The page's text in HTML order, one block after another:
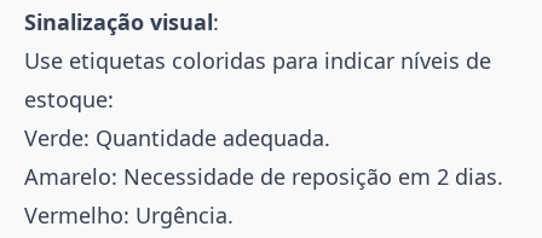
Sinalização visual:
Use etiquetas coloridas para indicar níveis de
estoque:
Verde: Quantidade adequada.
Amarelo: Necessidade de reposição em 2 dias.
Vermelho: Urgência.